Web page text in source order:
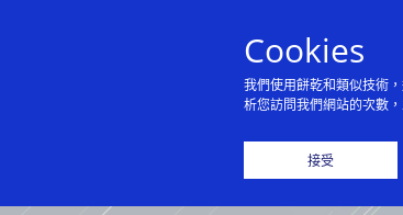
Cookies
我們使用餅乾和類似技術
析您訪問我們網站的次數
接受